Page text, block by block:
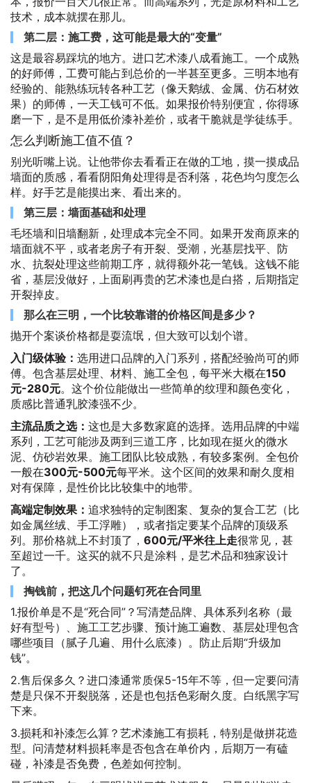
技术，成本就摆在那儿。
第二层：施工费，这可能是最大的“变量”
这是最容易踩坑的地方。进口艺术漆八成看施工。一个成熟
的好师傅，工费可能占到总价的一半甚至更多。三明本地有
经验的、能熟练玩转各种工艺（像天鹅绒、金属、仿石材效
果）的师傅，一天工钱可不低。如果报价特别便宜，你得琢
磨一下，是不是用低价漆补差价，或者干脆就是学徒练手。
怎么判断施工值不值？
别光听嘴上说。让他带你去看看正在做的工地，摸一摸成品
墙面的质感，看看阴阳角处理得是否利落，花色均匀度怎么
样。好手艺是能摸出来、看出来的。
第三层：墙面基础和处理
毛坯墙和旧墙翻新，处理成本完全不同。如果开发商原来的
墙面就不平，或者老房子有开裂、受潮，光基层找平、防
水、抗裂处理这些前期工序，就得额外花一笔钱。这钱不能
省，基层没做好，上面刷再贵的艺术漆也是白搭，后期指定
开裂掉皮。
那么在三明，一个比较靠谱的价格区间是多少？
抛开个案谈价格都是耍流氓，但大致可以划个谱。
入门级体验： 选用进口品牌的入门系列，搭配经验尚可的师
傅。包含基层处理、材料、施工全包，每平米大概在150
元-280元。这个价位能做出一些简单的纹理和颜色变化，
质感比普通乳胶漆强不少。
主流品质之选： 这也是大多数家庭的选择。选用品牌的中端
系列，工艺可能涉及两到三道工序，比如现在挺火的微水
泥、仿砂岩效果。施工团队比较成熟，有较多案例。全包价
一般在300元-500元每平米。这个区间的效果和耐久度相
对有保障，是性价比比较集中的地带。
高端定制效果： 追求独特的定制图案、复杂的复合工艺（比
如金属丝绒、手工浮雕），或者指定要某个品牌的顶级系
列。那价格就上不封顶了， 600元/平米往上走很常见，甚
至超过一千。这买的就不只是涂料，是艺术品和独家设计
了。
掏钱前，把这几个问题钉死在合同里
1.报价单是不是“死合同”？写清楚品牌、具体系列名称（最
好有型号）、施工工艺步骤、预计施工遍数、基层处理包含
哪些项目（腻子几遍、用什么底漆）。防止后期“升级加
钱”。
2.售后保多久？进口漆通常质保5-15年不等，但一定要问清
楚是只保不开裂脱落，还是也包括色彩耐久度。白纸黑字写
下来。
3.损耗和补漆怎么算？艺术漆施工有损耗，特别是做拼花造
型。问清楚材料损耗率是否包含在单价内，后期万一有磕
碰，补漆是否免费，色差如何控制。